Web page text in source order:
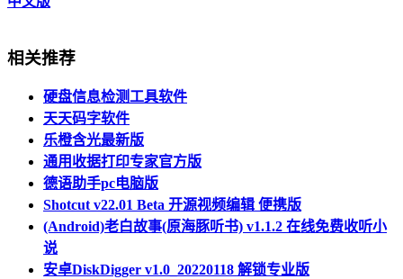
相关推荐
硬盘信息检测工具软件
天天码字软件
乐橙含光最新版
通用收据打印专家官方版
德语助手pc电脑版
Shotcut v22.01 Beta 开源视频编辑 便携版
(Android)老白故事(原海豚听书) v1.1.2 在线免费收听小
说
安卓DiskDigger v1.0_20220118 解锁专业版